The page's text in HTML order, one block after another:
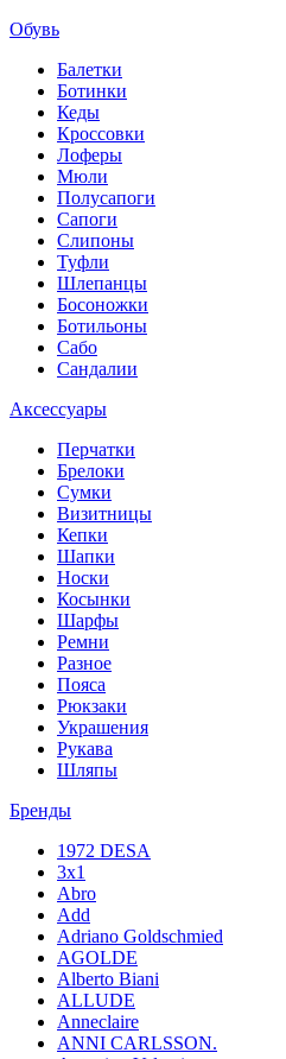
Обувь
Балетки
Ботинки
Кеды
Кроссовки
Лоферы
Мюли
Полусапоги
Сапоги
Слипоны
Туфли
Шлепанцы
Босоножки
Ботильоны
Сабо
Сандалии
Аксессуары
Перчатки
Брелоки
Сумки
Визитницы
Кепки
Шапки
Носки
Косынки
Шарфы
Ремни
Разное
Пояса
Рюкзаки
Украшения
Рукава
Шляпы
Бренды
1972 DESA
3x1
Abro
Add
Adriano Goldschmied
AGOLDE
Alberto Biani
ALLUDE
Anneclaire
ANNI CARLSSON.